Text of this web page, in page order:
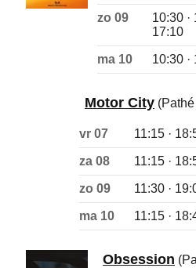
zo 09
10:30 ·
17:10
ma 10 10:30 ·
Motor City
vr 07 11:15 ·
za 08 11:15 ·
zo 09 11:30 ·
ma 10 11:15 ·
Obsession